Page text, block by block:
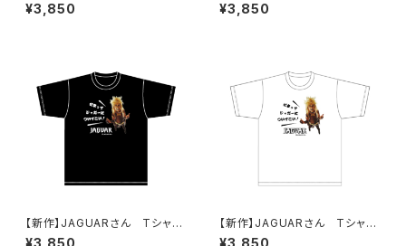
¥3,850 ¥3,850
【新作】JAGUARさん Tシャツ
（だまってジャガーについてこ
¥3,850
【新作】JAGUARさん Tシャツ
（だまってジャガーについてこ
¥3,850